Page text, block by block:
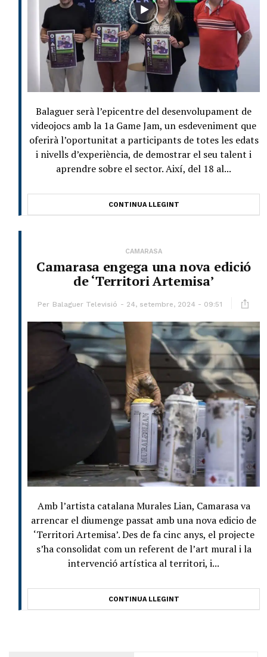
Balaguer serà l’epicentre del desenvolupament de
videojocs amb la 1a Game Jam, un esdeveniment que
oferirà l’oportunitat a participants de totes les edats
i nivells d’experiència, de demostrar el seu talent i
aprendre sobre el sector. Així, del 18 al...
CONTINUA LLEGINT
CAMARASA
Camarasa engega una nova edició
de ‘Territori Artemisa’
Per Balaguer Televisió 24, setembre, 2024 - 09:51
Amb l’artista catalana Murales Lian, Camarasa va
arrencar el diumenge passat amb una nova edicio de
‘Territori Artemisa’. Des de fa cinc anys, el projecte
s’ha consolidat com un referent de l’art mural i la
intervenció artística al territori, i...
CONTINUA LLEGINT